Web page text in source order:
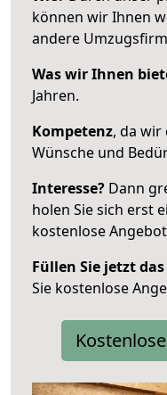
können wir Ihnen
andere
Was wir Ihnen
Jahren.
Kompetenz, da
Wünsche und
Interesse? Dann
holen Sie sich erst
kostenlose
Füllen Sie jetzt
Sie kostenlose